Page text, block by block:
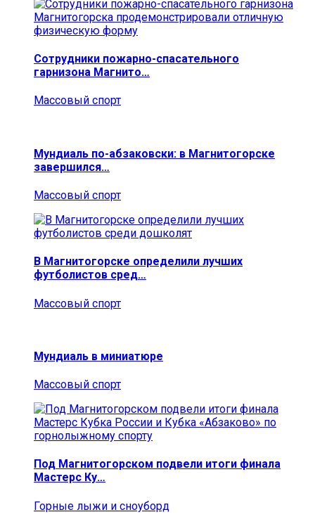
Сотрудники пожарно-спасательного
гарнизона Магнито…
Массовый спорт
Мундиаль по-абзаковски: в Магнитогорске
завершился…
Массовый спорт
В Магнитогорске определили лучших
футболистов сред…
Массовый спорт
Мундиаль в миниатюре
Массовый спорт
Под Магнитогорском подвели итоги финала
Мастерс Ку…
Горные лыжи и сноуборд